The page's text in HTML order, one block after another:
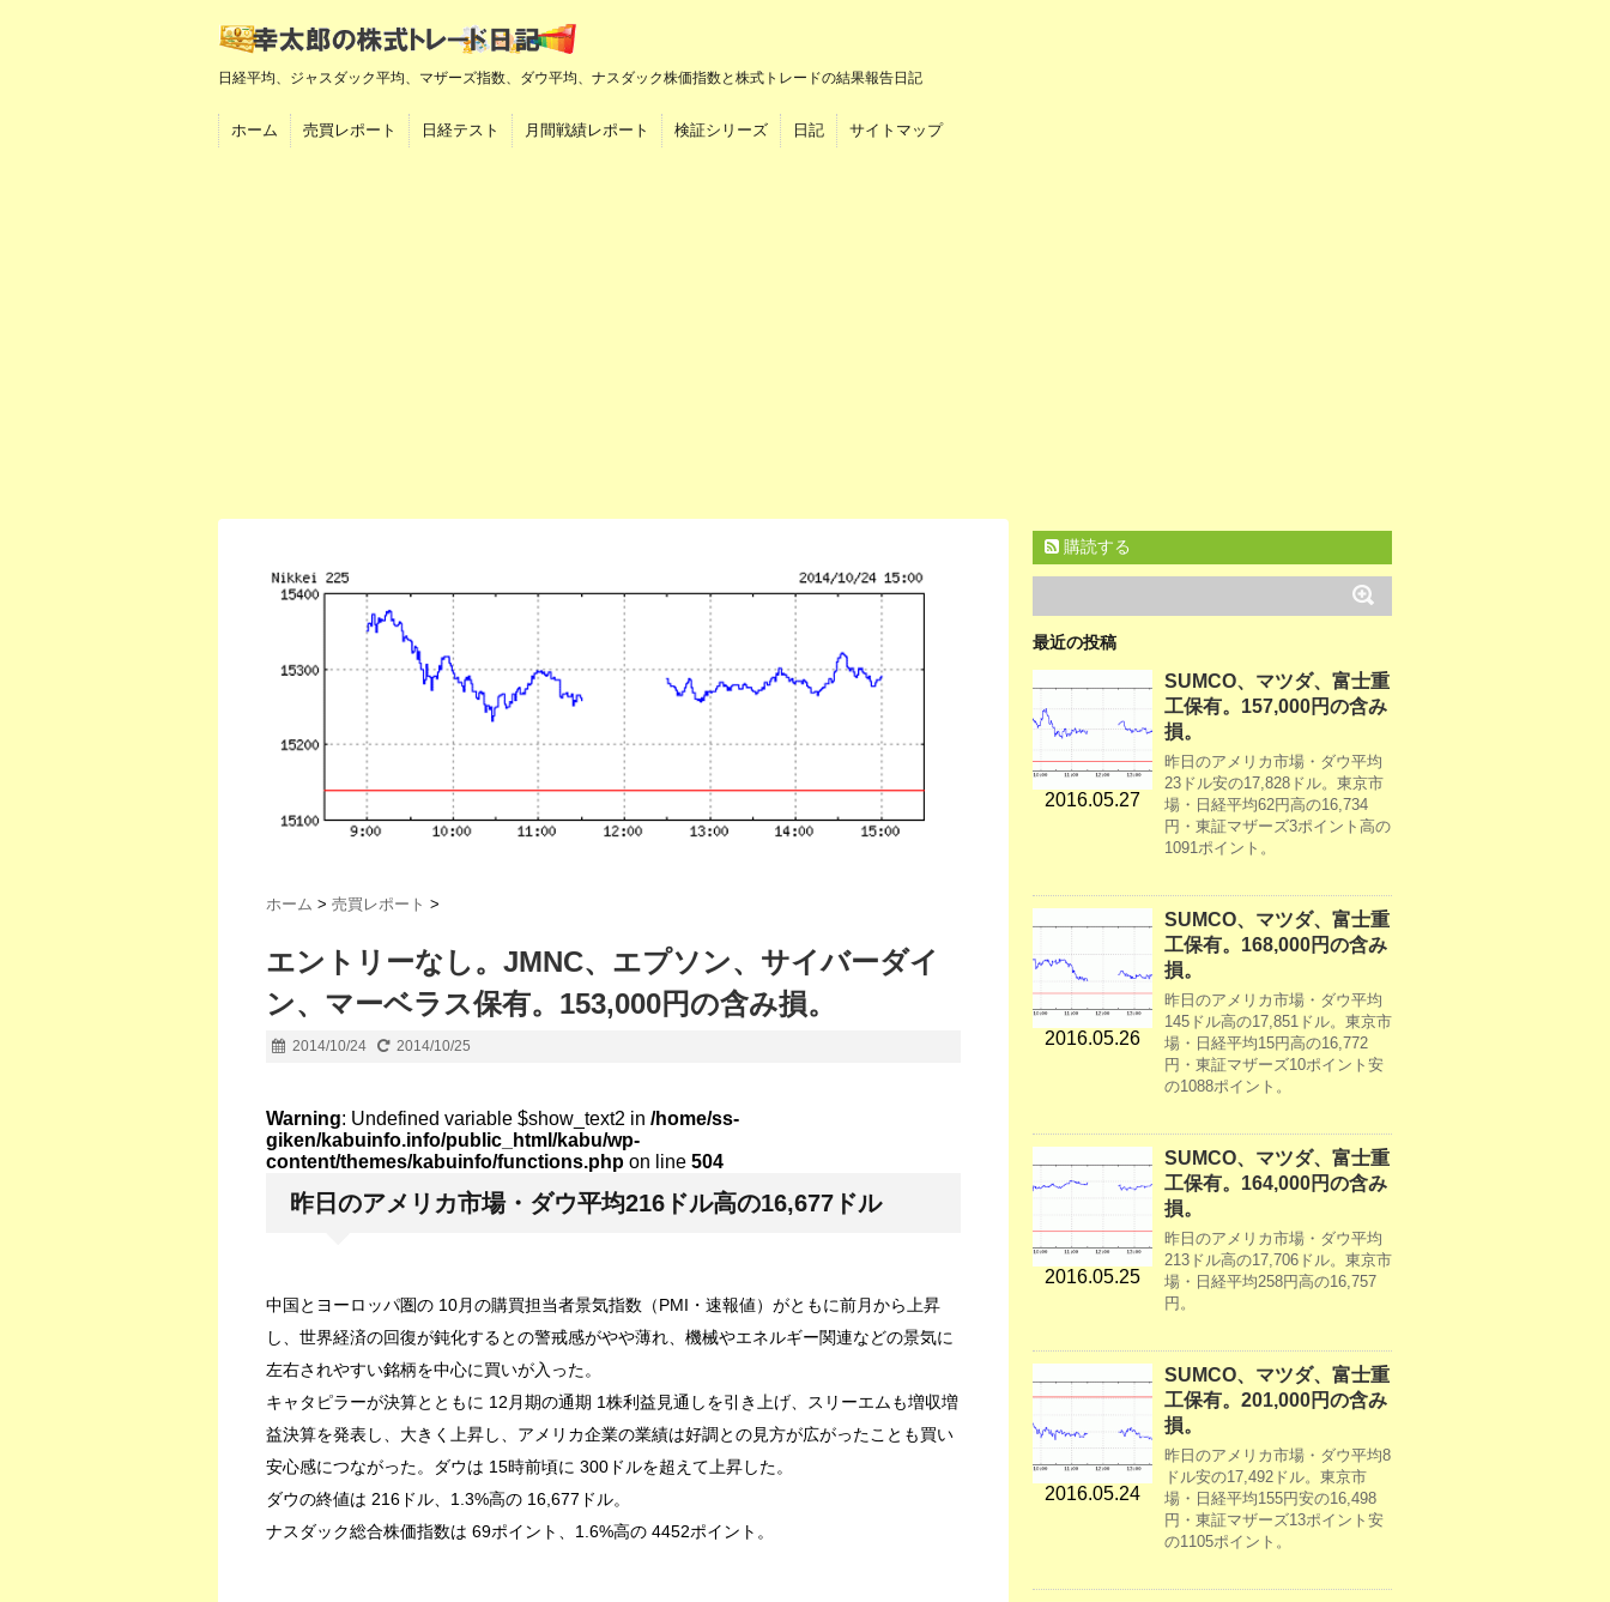
日経平均、ジャスダック平均、マザーズ指数、ダウ平均、ナスダック株価指数と株式トレードの結果報告日記
ホーム 売買レポート 日経テスト 月間戦績レポート 検証シリーズ 日記 サイトマップ
ホーム > 売買レポート >
エントリーなし。JMNC、エプソン、サイバーダイ
ン、マーベラス保有。153,000円の含み損。
2014/10/24 2014/10/25
Warning: Undefined variable $show_text2 in /home/ss-
giken/kabuinfo.info/public_html/kabu/wp-
content/themes/kabuinfo/functions.php on line 504
昨日のアメリカ市場・ダウ平均216ドル高の16,677ドル
中国とヨーロッパ圏の 10月の購買担当者景気指数（PMI・速報値）がともに前月から上昇
し、世界経済の回復が鈍化するとの警戒感がやや薄れ、機械やエネルギー関連などの景気に
左右されやすい銘柄を中心に買いが入った。
キャタピラーが決算とともに 12月期の通期 1株利益見通しを引き上げ、スリーエムも増収増
益決算を発表し、大きく上昇し、アメリカ企業の業績は好調との見方が広がったことも買い
安心感につながった。ダウは 15時前頃に 300ドルを超えて上昇した。
ダウの終値は 216ドル、1.3%高の 16,677ドル。
ナスダック総合株価指数は 69ポイント、1.6%高の 4452ポイント。
購読する
最近の投稿
2016.05.27
SUMCO、マツダ、富士重
工保有。157,000円の含み
損。
昨日のアメリカ市場・ダウ平均
23ドル安の17,828ドル。東京市
場・日経平均62円高の16,734
円・東証マザーズ3ポイント高の
1091ポイント。
2016.05.26
SUMCO、マツダ、富士重
工保有。168,000円の含み
損。
昨日のアメリカ市場・ダウ平均
145ドル高の17,851ドル。東京市
場・日経平均15円高の16,772
円・東証マザーズ10ポイント安
の1088ポイント。
2016.05.25
SUMCO、マツダ、富士重
工保有。164,000円の含み
損。
昨日のアメリカ市場・ダウ平均
213ドル高の17,706ドル。東京市
場・日経平均258円高の16,757
円。
2016.05.24
SUMCO、マツダ、富士重
工保有。201,000円の含み
損。
昨日のアメリカ市場・ダウ平均8
ドル安の17,492ドル。東京市
場・日経平均155円安の16,498
円・東証マザーズ13ポイント安
の1105ポイント。